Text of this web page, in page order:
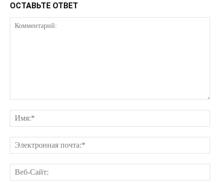
ОСТАВЬТЕ ОТВЕТ